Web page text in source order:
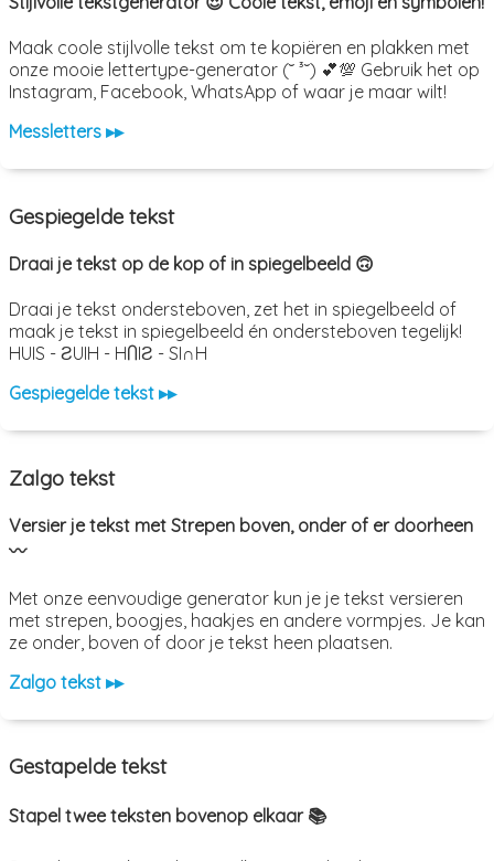
Maak coole stijlvolle tekst om te kopiëren en plakken met
onze mooie lettertype-generator (˘ ³˘) 💕💯 Gebruik het op
Instagram, Facebook, WhatsApp of waar je maar wilt!
Messletters ▸▸
Gespiegelde tekst
Draai je tekst op de kop of in spiegelbeeld 🙃
Draai je tekst ondersteboven, zet het in spiegelbeeld of
maak je tekst in spiegelbeeld én ondersteboven tegelijk!
HUIS - ƧUIH - HႶIƧ - SI∩H
Gespiegelde tekst ▸▸
Zalgo tekst
Versier je tekst met Strepen boven, onder of er doorheen
〰️
Met onze eenvoudige generator kun je je tekst versieren
met strepen, boogjes, haakjes en andere vormpjes. Je kan
ze onder, boven of door je tekst heen plaatsen.
Zalgo tekst ▸▸
Gestapelde tekst
Stapel twee teksten bovenop elkaar 📚